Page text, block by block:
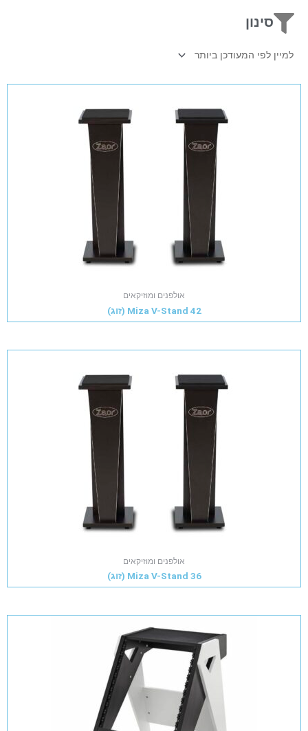
סינון
אולפנים ומוזיקאים
Miza V-Stand 42 (זוג)
אולפנים ומוזיקאים
Miza V-Stand 36 (זוג)